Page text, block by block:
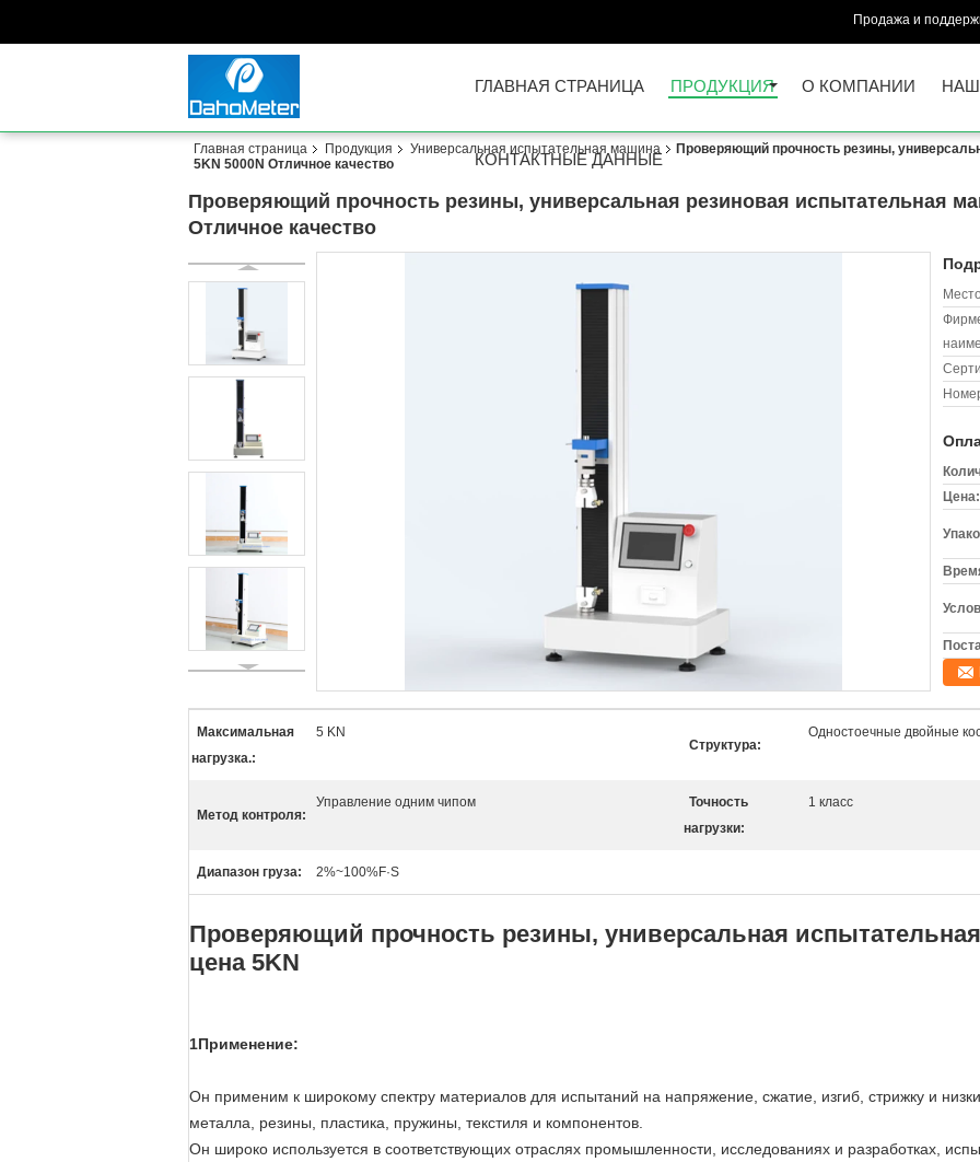
Продажа и
ГЛАВНАЯ СТРАНИЦА ПРОДУКЦИЯ О КОМПАНИИ
КОНТАКТНЫЕ ДАННЫЕ
Главная страница Продукция Универсальная испытательная машина
Проверяющий прочность резины,
5KN 5000N Отличное качество
Проверяющий прочность резины, универсальная резиновая испытательная
Отличное качество
Цена:
Максимальная
нагрузка.:
5 KN
Структура:
Одностоечные двойные
Метод контроля:
Управление одним чипом
Точность
нагрузки:
1 класс
Диапазон груза: 2%~100%F·S
Проверяющий прочность резины, универсальная
цена 5KN
1Применение:
Он применим к широкому спектру материалов для испытаний на напряжение, сжатие, изгиб, стрижку и
металла, резины, пластика, пружины, текстиля и компонентов.
Он широко используется в соответствующих отраслях промышленности, исследованиях и разработках,